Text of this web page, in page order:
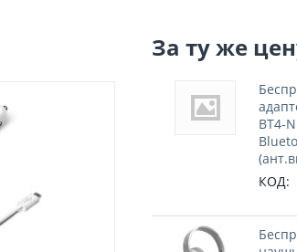
За ту же
BT4-
КОД: